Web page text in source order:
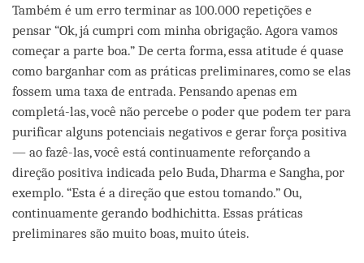
Também é um erro terminar as 100.000 repetições e
pensar “Ok, já cumpri com minha obrigação. Agora vamos
começar a parte boa.” De certa forma, essa atitude é quase
como barganhar com as práticas preliminares, como se elas
fossem uma taxa de entrada. Pensando apenas em
completá-las, você não percebe o poder que podem ter para
purificar alguns potenciais negativos e gerar força positiva
— ao fazê-las, você está continuamente reforçando a
direção positiva indicada pelo Buda, Dharma e Sangha, por
exemplo. “Esta é a direção que estou tomando.” Ou,
continuamente gerando bodhichitta. Essas práticas
preliminares são muito boas, muito úteis.